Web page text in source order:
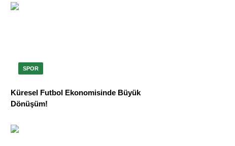
SPOR
Küresel Futbol Ekonomisinde Büyük
Dönüşüm!